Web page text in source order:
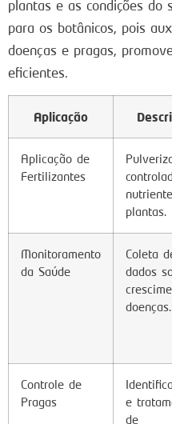
plantas e as condições do
para os botânicos, pois
doenças e pragas,
eficientes.
Aplicação
Aplicação de
Fertilizantes
plantas.
Monitoramento
da Saúde
Coleta
dados
doenças.
Controle de
Pragas
e
de